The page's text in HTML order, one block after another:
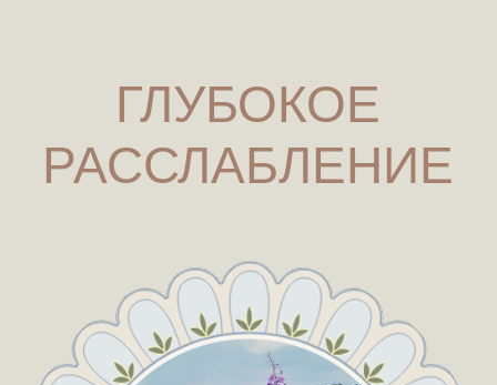
В отличие от обычной сауны, здесь используется не сухой
жар, а целебный пар на основе травяных составов
(фитосборов), который генерируется специальным
парогенератором. Модель «Алтай» является
усовершенствованным вариантом, который
предусматривает также использование аэрозоля пантовой
вытяжки (экстракта рогов марала) и ароматических масел
для усиления эффекта.